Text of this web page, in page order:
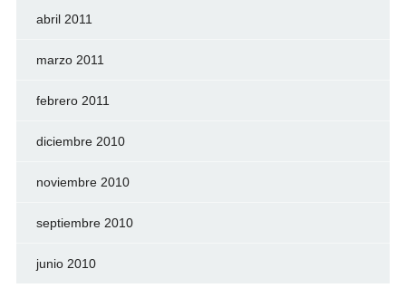
abril 2011
marzo 2011
febrero 2011
diciembre 2010
noviembre 2010
septiembre 2010
junio 2010